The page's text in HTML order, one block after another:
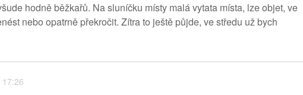
hodně běžkařů. Na sluníčku místy malá vytata místa, lze objet, ve
nebo opatrně překročit. Zítra to ještě půjde, ve středu už bych